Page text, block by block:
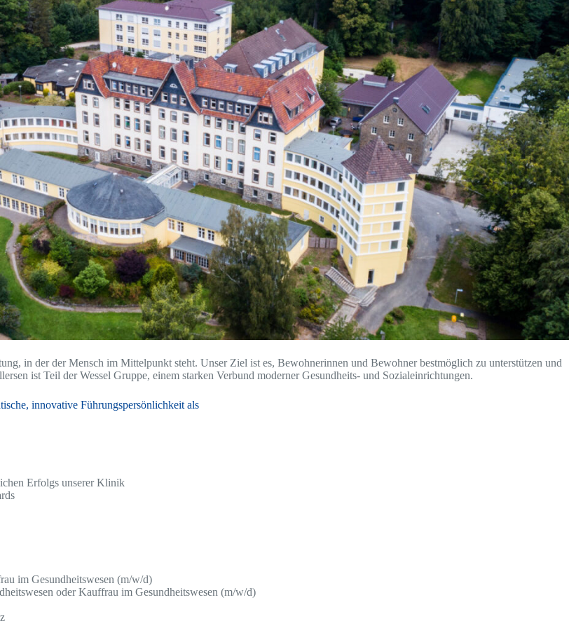
in der der Mensch im Mittelpunkt steht. Unser Ziel ist es, Bewohnerinnen und Bewohner bestmöglich zu unterstützen und
ist Teil der Wessel Gruppe, einem starken Verbund moderner Gesundheits- und Sozialeinrichtungen.
innovative Führungspersönlichkeit als
Erfolgs unserer Klinik
im Gesundheitswesen (m/w/d)
oder Kauffrau im Gesundheitswesen (m/w/d)